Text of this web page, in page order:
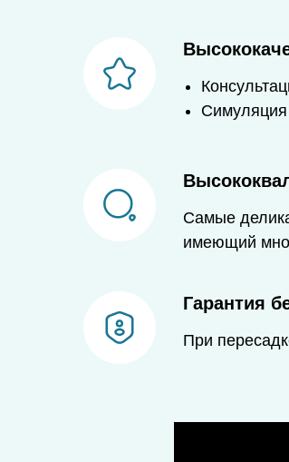
Симуляция
Самые
имеющий
Гарантия
При